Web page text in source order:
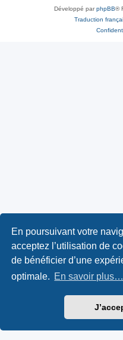
En poursuivant votre
acceptez l’utilisation de
de bénéficier d’une
optimale. En savoir plus…
Développé parphpBB®
Traduction